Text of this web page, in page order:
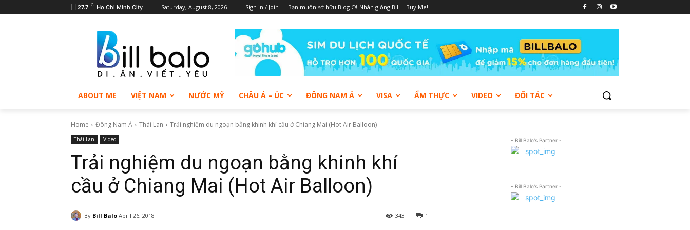
27.7 C Ho Chi Minh City Saturday, August 8, 2026 Sign in / Join Bạn muốn sở hữu Blog Cá Nhân giống Bill – Buy Me!
ABOUT ME VIỆT NAM NƯỚC MỸ CHÂU Á – ÚC ĐÔNG NAM Á VISA ẨM THỰC VIDEO ĐỐI TÁC
Home Đông Nam Á Thái Lan Trải nghiệm du ngoạn bằng khinh khí cầu ở Chiang Mai (Hot Air Balloon)
Thái Lan Video
Trải nghiệm du ngoạn bằng khinh khí
cầu ở Chiang Mai (Hot Air Balloon)
By Bill Balo April 26, 2018 1
343
- Bill Balo's Partner -
- Bill Balo's Partner -